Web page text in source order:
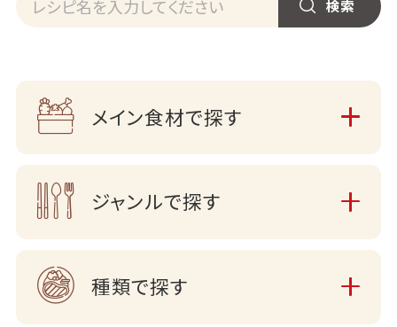
メイン食材で探す
ジャンルで探す
種類で探す